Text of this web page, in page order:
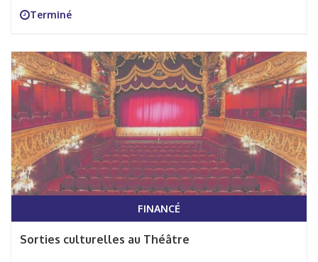
Terminé
FINANCÉ
Sorties culturelles au Théâtre